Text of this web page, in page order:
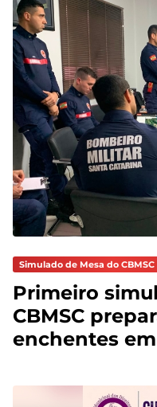
Simulado de Mesa do CBMSC
Primeiro
CBMSC
enchentes